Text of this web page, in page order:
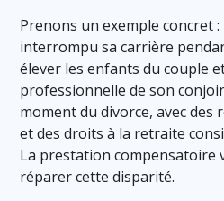
Prenons un exemple concret
interrompu sa carrière
élever les enfants du couple
professionnelle de son
moment du divorce, avec
et des droits à la retraite
La prestation compensatoire
réparer cette disparité.